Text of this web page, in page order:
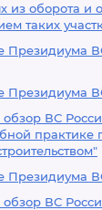
из оборота и
таких
Президиума
Президиума
обзор ВС
Президиума
обзор ВС